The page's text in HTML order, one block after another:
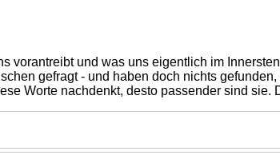
vorantreibt und was uns eigentlich im
gefragt - und haben doch nichts
Worte nachdenkt, desto passender sind sie.